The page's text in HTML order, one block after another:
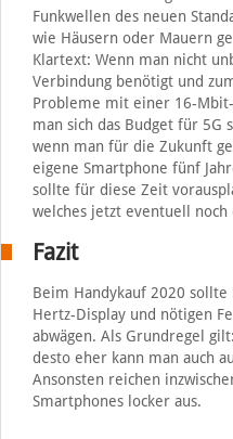
Funkwellen des neuen
wie Häusern oder Mauern
Klartext: Wenn man nicht
Verbindung benötigt und
Probleme mit einer 16-
man sich das Budget für 5G
wenn man für die Zukunft
eigene Smartphone fünf
sollte für diese Zeit
welches jetzt eventuell noch
Fazit
Beim Handykauf 2020 sollte
Hertz-Display und nötigen
abwägen. Als Grundregel
desto eher kann man auch
Ansonsten reichen
Smartphones locker aus.